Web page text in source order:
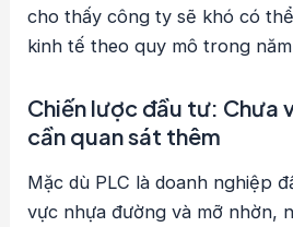
cho thấy công ty sẽ khó có
kinh tế theo quy mô trong năm
Chiến lược đầu tư: Chưa
cần quan sát thêm
Mặc dù PLC là doanh nghiệp
vực nhựa đường và mỡ nhờn,